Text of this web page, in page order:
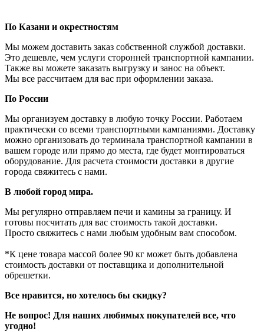
По Казани и окрестностям
Мы можем доставить заказ собственной службой доставки.
Это дешевле, чем услуги сторонней транспортной кампании.
Также вы можете заказать выгрузку и занос на объект.
Мы все рассчитаем для вас при оформлении заказа.
По России
Мы организуем доставку в любую точку России. Работаем
практически со всеми транспортными кампаниями. Доставку
можно организовать до терминала транспортной кампании в
вашем городе или прямо до места, где будет монтироваться
оборудование. Для расчета стоимости доставки в другие
города свяжитесь с нами.
В любой город мира.
Мы регулярно отправляем печи и камины за границу. И
готовы посчитать для вас стоимость такой доставки.
Просто свяжитесь с нами любым удобным вам способом.
*К цене товара массой более 90 кг может быть добавлена
стоимость доставки от поставщика и дополнительной
обрешетки.
Все нравится, но хотелось бы скидку?
Не вопрос! Для наших любимых покупателей все, что
угодно!